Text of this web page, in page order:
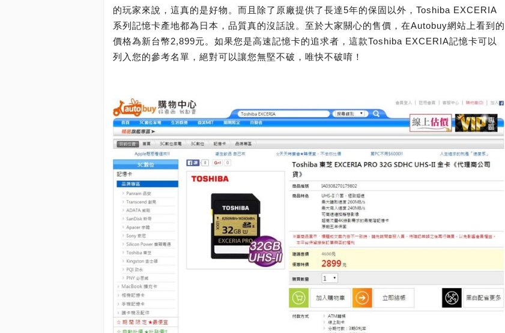
的玩家來說，這真的是好物。而且除了原廠提供了長達5年的保固以外，Toshiba EXCERIA
系列記憶卡產地都為日本，品質真的沒話說。至於大家關心的售價，在Autobuy網站上看到的
價格為新台幣2,899元。如果您是高速記憶卡的追求者，這款Toshiba EXCERIA記憶卡可以
列入您的參考名單，絕對可以讓您無堅不破，唯快不破唷！